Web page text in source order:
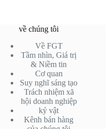
về chúng tôi
Về FGT
Tầm nhìn, Giá trị
& Niềm tin
Cơ quan
Suy nghĩ sáng tạo
Trách nhiệm xã
hội doanh nghiệp
kỷ vật
Kênh bán hàng